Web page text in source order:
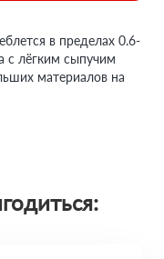
в пределах 0.6-
с лёгким сыпучим
материалов на